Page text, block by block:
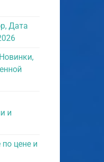
Дата
и
цене и